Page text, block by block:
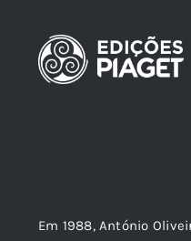
Em 1988, António